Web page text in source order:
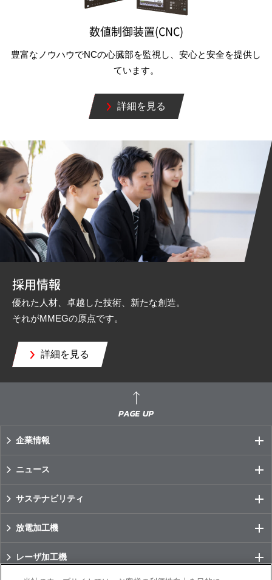
数値制御装置(CNC)
豊富なノウハウでNCの心臓部を監視し、安心と安全を提供し
ています。
詳細を見る
採用情報
優れた人材、卓越した技術、新たな創造。
それがMMEGの原点です。
詳細を見る
企業情報
ニュース
サステナビリティ
放電加工機
レーザ加工機